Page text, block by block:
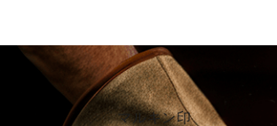
マルキン印